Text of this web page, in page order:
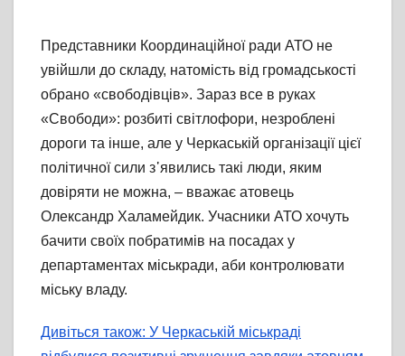
Представники Координаційної ради АТО не
увійшли до складу, натомість від громадськості
обрано «свободівців». Зараз все в руках
«Свободи»: розбиті світлофори, незроблені
дороги та інше, але у Черкаській організації цієї
політичної сили з᾽явились такі люди, яким
довіряти не можна, – вважає атовець
Олександр Халамейдик. Учасники АТО хочуть
бачити своїх побратимів на посадах у
департаментах міськради, аби контролювати
міську владу.
Дивіться також: У Черкаській міськраді